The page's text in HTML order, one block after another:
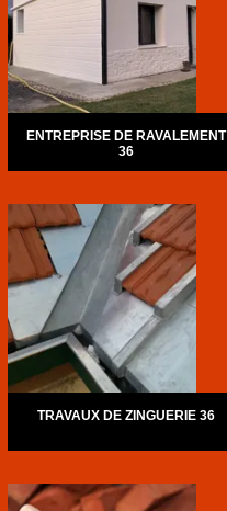
ENTREPRISE DE RAVALEMENT
36
TRAVAUX DE ZINGUERIE 36